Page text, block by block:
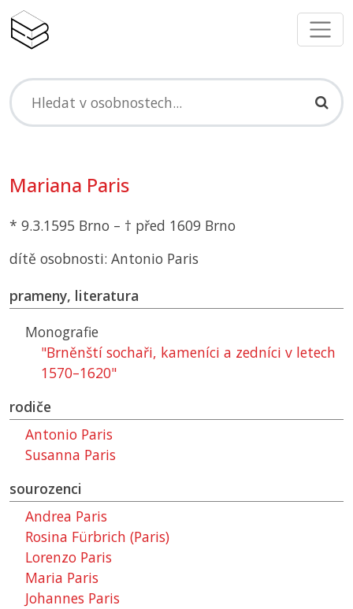
Mariana Paris
* 9.3.1595 Brno – † před 1609 Brno
dítě osobnosti: Antonio Paris
prameny, literatura
Monografie
"Brněnští sochaři, kameníci a zedníci v letech
1570–1620"
rodiče
Antonio Paris
Susanna Paris
sourozenci
Andrea Paris
Rosina Fürbrich (Paris)
Lorenzo Paris
Maria Paris
Johannes Paris